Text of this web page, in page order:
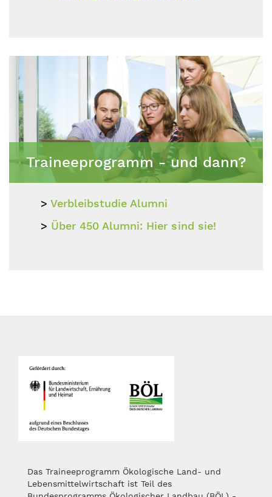
Traineeprogramm - und dann?
Verbleibstudie Alumni
Über 450 Alumni: Hier sind sie!
Das Traineeprogramm Ökologische Land- und
Lebensmittelwirtschaft ist Teil des